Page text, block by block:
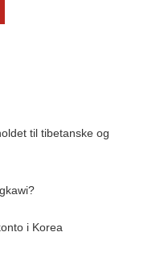
til tibetanske og
i Korea